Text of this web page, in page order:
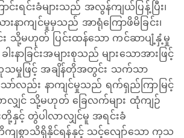
ာင်းရင်းခံများသည် အလွန်ကျယ်ပြန့်ပြီး၊
နာကျင်မှုမှသည် အာရုံကြောဖိမိခြင်း၊
း သို့မဟုတ် ပြင်းထန်သော ကင်ဆာပျံ့နှံ့မှု
နာခြင်းအများစုသည် များသောအားဖြင့်
မှုဖြင့် အချိန်တိုအတွင်း သက်သာ
ော်လည်း နာကျင်မှုသည် ရက်ရှည်ကြာမြင့်
ာလျှင် သို့မဟုတ် ခြေလက်များ ထုံကျဉ်
င်းတို့နှင့် တွဲပါလာလျှင်မူ အရင်းခံ
ကျစွာသိရှိနိုင်ရန်နှင့် သင့်လျော်သော ကုသ